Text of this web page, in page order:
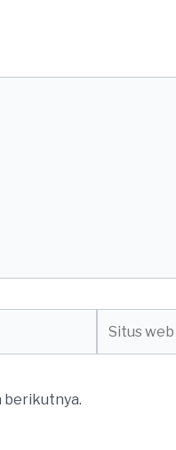
web
berikutnya.